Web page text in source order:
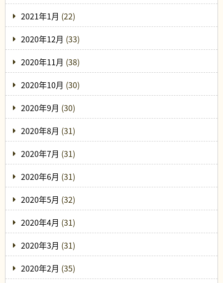
2021年1月 (22)
2020年12月 (33)
2020年11月 (38)
2020年10月 (30)
2020年9月 (30)
2020年8月 (31)
2020年7月 (31)
2020年6月 (31)
2020年5月 (32)
2020年4月 (31)
2020年3月 (31)
2020年2月 (35)